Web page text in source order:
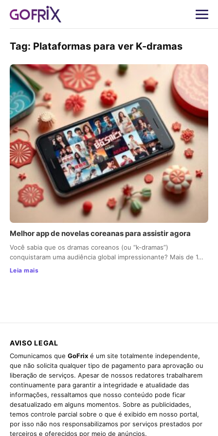
Tag: Plataformas para ver K-dramas
Melhor app de novelas coreanas para assistir agora
Você sabia que os dramas coreanos (ou “k-dramas”)
conquistaram uma audiência global impressionante? Mais de 1…
Leia mais
AVISO LEGAL
Comunicamos que GoFrix é um site totalmente independente,
que não solicita qualquer tipo de pagamento para aprovação ou
liberação de serviços. Apesar de nossos redatores trabalharem
continuamente para garantir a integridade e atualidade das
informações, ressaltamos que nosso conteúdo pode ficar
desatualizado em alguns momentos. Sobre as publicidades,
temos controle parcial sobre o que é exibido em nosso portal,
por isso não nos responsabilizamos por serviços prestados por
terceiros e oferecidos por meio de anúncios.